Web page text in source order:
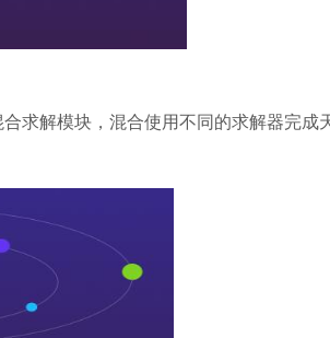
求解模块，混合使用不同的求解器完成